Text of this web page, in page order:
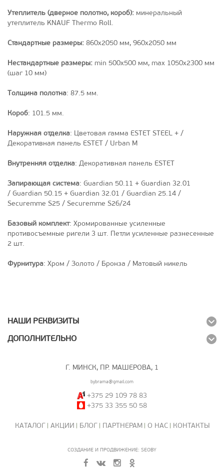
Утеплитель (дверное полотно, короб): минеральный
утеплитель KNAUF Thermo Roll.
Стандартные размеры: 860x2050 мм, 960х2050 мм
Нестандартные размеры: min 500х500 мм, max 1050x2300 мм
(шаг 10 мм)
Толщина полотна: 87.5 мм.
Короб: 101.5 мм.
Наружная отделка: Цветовая гамма ESTET STEEL + /
Декоративная панель ESTET / Urban M
Внутренняя отделка: Декоративная панель ESTET
Запирающая система: Guardian 50.11 + Guardian 32.01
/ Guardian 50.15 + Guardian 32.01 / Guardian 25.14 /
Securemme S25 / Securemme S26/24
Базовый комплект: Хромированные усиленные
противосъемные ригели 3 шт. Петли усиленные разнесенные
2 шт.
Фурнитура: Хром / Золото / Бронза / Матовый никель
НАШИ РЕКВИЗИТЫ
ДОПОЛНИТЕЛЬНО
Г. МИНСК, ПР. МАШЕРОВА, 1
bybrama@gmail.com
+375 29 109 78 83
+375 33 355 50 58
КАТАЛОГ АКЦИИ БЛОГ ПАРТНЕРАМ О НАС КОНТАКТЫ
СОЗДАНИЕ И ПРОДВИЖЕНИЕ: SEOBY